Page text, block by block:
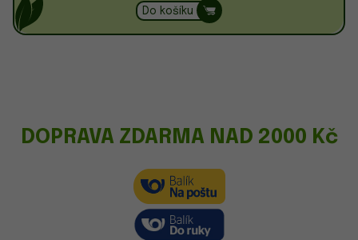
Do košíku
DOPRAVA ZDARMA NAD 2000 Kč